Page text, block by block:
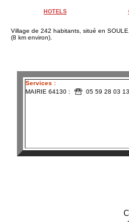
HOTELS
Village de 242 habitants, situé en
(8 km environ).
Services :
MAIRIE 64130 :
05 59 28 03 13